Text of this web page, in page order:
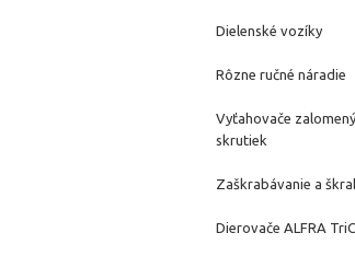
Dielenské vozíky
Rôzne ručné náradie
Vyťahovače
skrutiek
Zaškrabávanie a
Dierovače ALFRA